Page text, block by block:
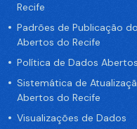
Recife
Padrões de Publicação
Abertos do Recife
Política de Dados
Sistemática de
Abertos do Recife
Visualizações de Dados